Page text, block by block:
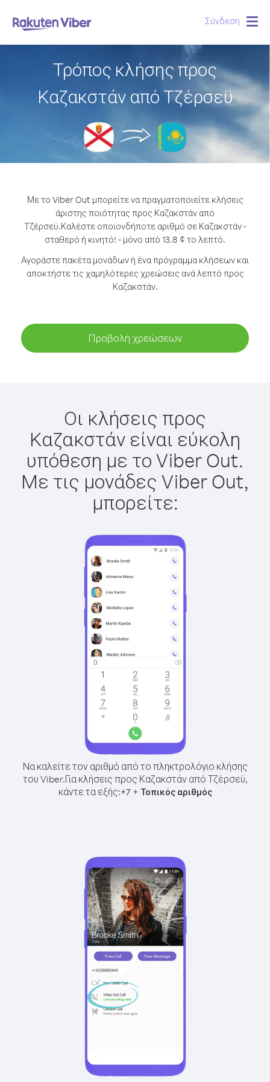
Σύνδεση
Τρόπος κλήσης προς
Καζακστάν από Τζέρσεϋ
Με το Viber Out μπορείτε να πραγματοποιείτε κλήσεις
άριστης ποιότητας προς Καζακστάν από
Τζέρσεϋ.Καλέστε οποιονδήποτε αριθμό σε Καζακστάν -
σταθερό ή κινητό! - μόνο από 13.8 ¢ το λεπτό.
Αγοράστε πακέτα μονάδων ή ένα πρόγραμμα κλήσεων και
αποκτήστε τις χαμηλότερες χρεώσεις ανά λεπτό προς
Καζακστάν.
Προβολή χρεώσεων
Οι κλήσεις προς
Καζακστάν είναι εύκολη
υπόθεση με το Viber Out.
Με τις μονάδες Viber Out,
μπορείτε:
Να καλείτε τον αριθμό από το πληκτρολόγιο κλήσης
του Viber.Για κλήσεις προς Καζακστάν από Τζέρσεϋ,
κάντε τα εξής:+7+ Τοπικός αριθμός